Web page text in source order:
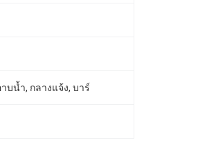
บน้ำ, กลางแจ้ง, บาร์